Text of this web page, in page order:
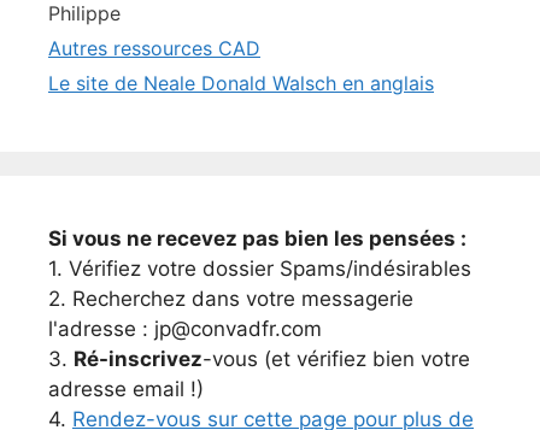
Philippe
Autres ressources CAD
Le site de Neale Donald Walsch en anglais
Si vous ne recevez pas bien les pensées :
1. Vérifiez votre dossier Spams/indésirables
2. Recherchez dans votre messagerie
l'adresse : jp@convadfr.com
3. Ré-inscrivez-vous (et vérifiez bien votre
adresse email !)
4. Rendez-vous sur cette page pour plus de